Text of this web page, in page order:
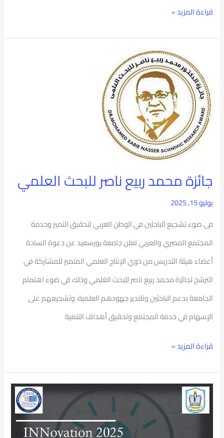
قراءة المزيد »
جائزة محمد ربيع ناصر للبحث العلمي
يوليو 15, 2025
فى ضوء تشجيع الباحثين في الوطن العربي لتحقيق التميز وحدمة
المجتمع المصري والعربي تعلن جامعة بورسعيد عن دعوة السادة
أعضاء هيئة التدريس من ذوي الإنتاج العلمي المتميز للمشاركة في
الترشح لجائزة محمد ربيع ناصر للبحث الغلمي وذلك في ضوء اهتمام
الجامعة بدعم الباحثين وتقدير جهودهم العلمية، وتشجيعهم على
الإسهام في خدمة المجتمع وتحقيق أهداف التنمية
محمد
ربيع
ناصر
للبحث
العلمي
قراءة المزيد »
ملتقى
مبتكري